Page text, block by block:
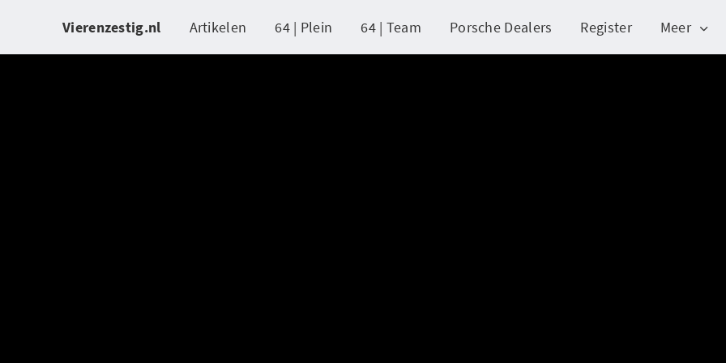
Vierenzestig.nl Artikelen 64 | Plein 64 | Team Porsche Dealers Register Meer